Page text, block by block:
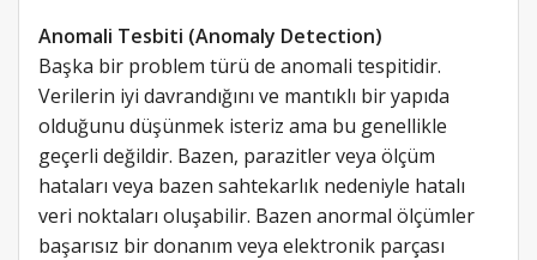
Anomali Tesbiti (Anomaly Detection)
Başka bir problem türü de anomali tespitidir.
Verilerin iyi davrandığını ve mantıklı bir yapıda
olduğunu düşünmek isteriz ama bu genellikle
geçerli değildir. Bazen, parazitler veya ölçüm
hataları veya bazen sahtekarlık nedeniyle hatalı
veri noktaları oluşabilir. Bazen anormal ölçümler
başarısız bir donanım veya elektronik parçası